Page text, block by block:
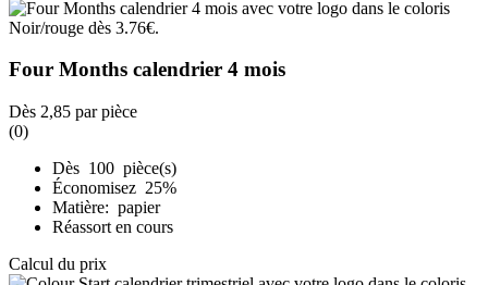
Four Months calendrier 4 mois
Dès 2,85 par pièce
(0)
Dès 100 pièce(s)
Économisez 25%
Matière: papier
Réassort en cours
Calcul du prix